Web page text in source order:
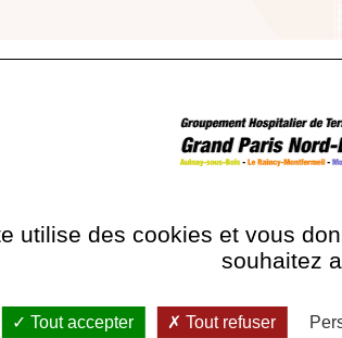
Gastro-entérologie
utilise des cookies et vous
souhaitez
Tout accepter Tout refuser